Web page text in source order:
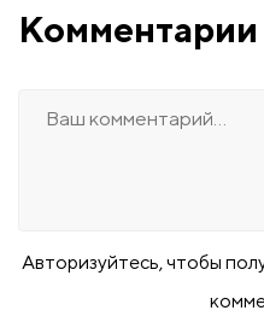
Комментарии
Авторизуйтесь, чтобы